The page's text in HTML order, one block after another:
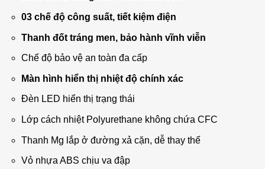
03 chế độ công suất, tiết kiệm điện
Thanh đốt tráng men, bảo hành vĩnh viễn
Chế độ bảo vệ an toàn đa cấp
Màn hình hiển thị nhiệt độ chính xác
Đèn LED hiển thị trạng thái
Lớp cách nhiệt Polyurethane không chứa CFC
Thanh Mg lắp ở đường xả cặn, dễ thay thế
Vỏ nhựa ABS chịu va đập